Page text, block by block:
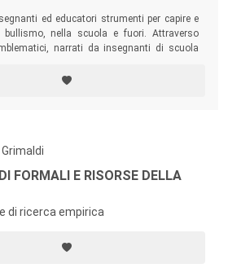
ed educatori strumenti per capire e
nella scuola e fuori. Attraverso
narrati da insegnanti di scuola
quali interventi di prevenzione e contrasto
FORMALI E RISORSE DELLA
di ricerca empirica